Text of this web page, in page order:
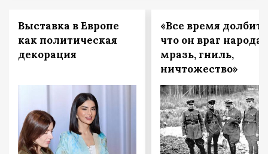
Выставка в Европе
как политическая
декорация
«Все время
что он враг народа,
мразь, гниль,
ничтожество»